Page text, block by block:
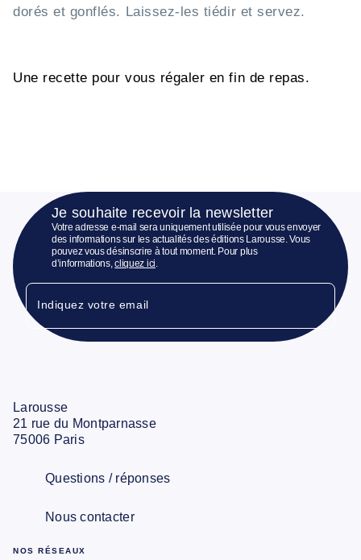
dorés et gonflés. Laissez-les tiédir et servez.
Une recette pour vous régaler en fin de repas.
Je souhaite recevoir la newsletter
Votre adresse e-mail sera uniquement utilisée pour vous envoyer
des informations sur les actualités des éditions Larousse. Vous
pouvez vous désinscrire à tout moment. Pour plus
d’informations,cliquez ici.
Indiquez votre email
Larousse
21 rue du Montparnasse
75006 Paris
Questions / réponses
Nous contacter
NOS RÉSEAUX